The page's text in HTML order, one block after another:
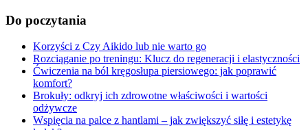
Do poczytania
Korzyści z Czy Aikido lub nie warto go
Rozciąganie po treningu: Klucz do regeneracji i elastyczności
Ćwiczenia na ból kręgosłupa piersiowego: jak poprawić
komfort?
Brokuły: odkryj ich zdrowotne właściwości i wartości
odżywcze
Wspięcia na palce z hantlami – jak zwiększyć siłę i estetykę